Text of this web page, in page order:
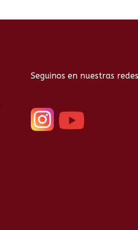
Seguinos en nuestras redes